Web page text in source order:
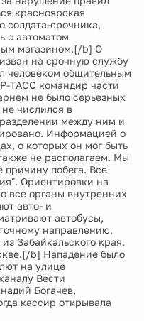
красноярская
солдата-срочника,
с автоматом
магазином.[/b] О
на срочную службу
человеком общительным
ТАСС командир части
не было серьезных
числился в
между ним и
Информацией о
о которых он мог быть
не располагаем. Мы
причину побега. Все
Ориентировки на
все органы внутренних
авто- и
автобусы,
направлению,
Забайкальского края.
b] Нападение было
на улице
Вести
Богачев,
кассир открывала